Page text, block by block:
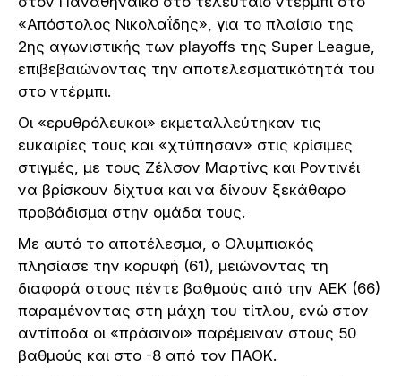
«Απόστολος Νικολαΐδης», για το πλαίσιο της
2ης αγωνιστικής των playoffs της Super League,
επιβεβαιώνοντας την αποτελεσματικότητά του
στο ντέρμπι.
Οι «ερυθρόλευκοι» εκμεταλλεύτηκαν τις
ευκαιρίες τους και «χτύπησαν» στις κρίσιμες
στιγμές, με τους Ζέλσον Μαρτίνς και Ροντινέι
να βρίσκουν δίχτυα και να δίνουν ξεκάθαρο
προβάδισμα στην ομάδα τους.
Με αυτό το αποτέλεσμα, ο Ολυμπιακός
πλησίασε την κορυφή (61), μειώνοντας τη
διαφορά στους πέντε βαθμούς από την ΑΕΚ (66)
παραμένοντας στη μάχη του τίτλου, ενώ στον
αντίποδα οι «πράσινοι» παρέμειναν στους 50
βαθμούς και στο -8 από τον ΠΑΟΚ.